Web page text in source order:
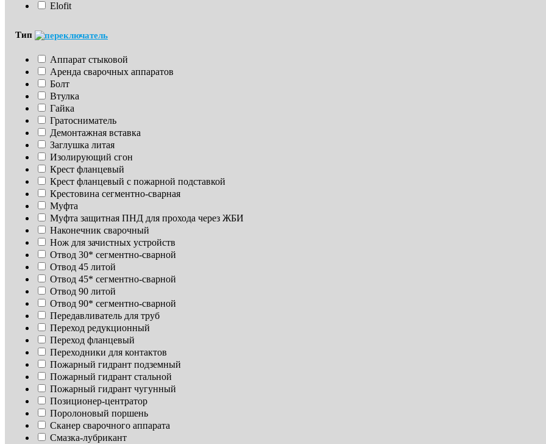
Elofit
Тип
Аппарат стыковой
Аренда сварочных аппаратов
Болт
Втулка
Гайка
Гратосниматель
Демонтажная вставка
Заглушка литая
Изoлирующий сгон
Крест фланцевый
Крест фланцевый с пожарной подставкой
Крестовина сегментно-сварная
Муфта
Муфта защитная ПНД для прохода через ЖБИ
Наконечник сварочный
Нож для зачистных устройств
Отвод 30* сегментно-сварной
Отвод 45 литой
Отвод 45* сегментно-сварной
Отвод 90 литой
Отвод 90* сегментно-сварной
Передавливатель для труб
Переход редукционный
Переход фланцевый
Переходники для контактов
Пожарный гидрант подземный
Пожарный гидрант стальной
Пожарный гидрант чугунный
Позиционер-центратор
Поролоновый поршень
Сканер сварочного аппарата
Смазка-лубрикант